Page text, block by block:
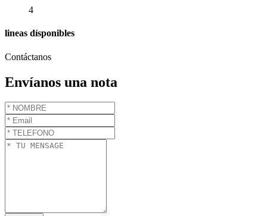
4
lineas dísponibles
Contáctanos
Envíanos una nota